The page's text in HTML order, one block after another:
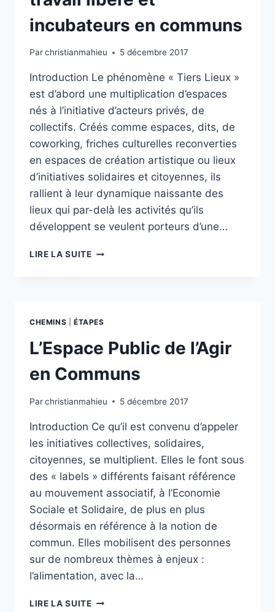
incubateurs en communs
Parchristianmahieu 5 décembre 2017
Introduction Le phénomène « Tiers Lieux »
est d’abord une multiplication d’espaces
nés à l’initiative d’acteurs privés, de
collectifs. Créés comme espaces, dits, de
coworking, friches culturelles reconverties
en espaces de création artistique ou lieux
d’initiatives solidaires et citoyennes, ils
rallient à leur dynamique naissante des
lieux qui par-delà les activités qu’ils
développent se veulent porteurs d’une…
LIRE LA SUITETIERS
INCUBATEURS
EN
CHEMINS ÉTAPES
L’Espace Public de l’Agir
en Communs
Parchristianmahieu 5 décembre 2017
Introduction Ce qu’il est convenu d’appeler
les initiatives collectives, solidaires,
citoyennes, se multiplient. Elles le font sous
des « labels » différents faisant référence
au mouvement associatif, à l’Economie
Sociale et Solidaire, de plus en plus
désormais en référence à la notion de
commun. Elles mobilisent des personnes
sur de nombreux thèmes à enjeux :
l’alimentation, avec la…
LIRE LA SUITEL’ESPACE